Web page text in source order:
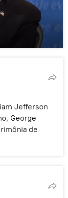
Jefferson
George
de